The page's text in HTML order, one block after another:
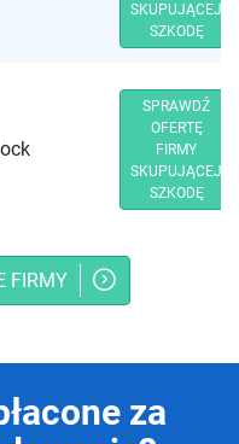
SKUPUJĄCEJ
SZKODĘ
SPRAWDŹ
OFERTĘ
FIRMY
SKUPUJĄCEJ
SZKODĘ
FIRMY
za